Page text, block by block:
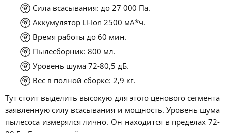
Сила всасывания: до 27 000 Па.
Аккумулятор Li-Ion 2500 мА*ч.
Время работы до 60 мин.
Пылесборник: 800 мл.
Уровень шума 72-80,5 дБ.
Вес в полной сборке: 2,9 кг.
Тут стоит выделить высокую для этого ценового сегмента
заявленную силу всасывания и мощность. Уровень шума
пылесоса измерялся лично. Он находится в пределах 72-